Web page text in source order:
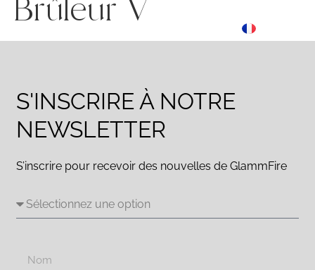
Brûleur V
S'INSCRIRE À NOTRE
NEWSLETTER
S’inscrire pour recevoir des nouvelles de GlammFire